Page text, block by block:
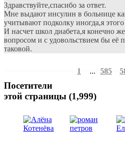
Здравствуйте,спасибо за ответ.
Мне выдают инсулин в больнице
учитывают подколку иногда,я
И насчет школ диабета,я конечно
вопросом и с удовольствием бы её
таковой.
1 ... 585
Посетители
этой страницы (1,999)